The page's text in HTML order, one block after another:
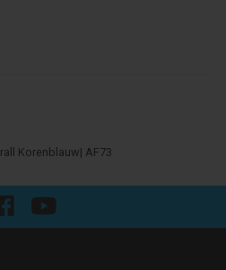
Korenblauw| AF73